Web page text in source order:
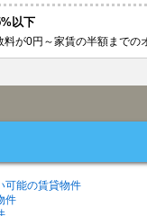
以下
が0円～家賃の半額までの
可能の賃貸物件
件